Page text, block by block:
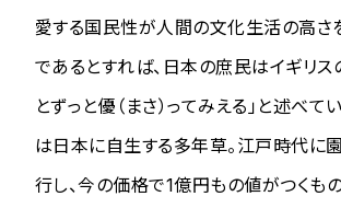
愛する国民性が人間の文化生活の高さ
であるとすれば、日本の庶民はイギリ
とずっと優（まさ）ってみえる」と述べて
は日本に自生する多年草。江戸時代に
行し、今の価格で1億円もの値がつくも